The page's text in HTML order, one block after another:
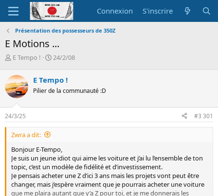
Connexion S'inscrire
Présentation des possesseurs de 350Z
E Motions ...
A
t
e
u
r
d
e
l
a
i
s
c
u
s
E Tempo !
D
e
d
d
b
24/2/08
E Tempo !
Pilier de la communauté :D
24/3/25 #3 301
Zwra a dit:
Bonjour E-Tempo,
Je suis un jeune idiot qui aime les voiture et j’ai lu l’ensemble de ton
topic, c’est un modèle de fidélité et d’investissement.
Je pensais acheter une Z d’ici 3 ans mais les projets vont peut être
changer, mais j’espère vraiment que je pourrais acheter une voiture
que me plaira autant que y’a Z pour toi, et je me donnerais les